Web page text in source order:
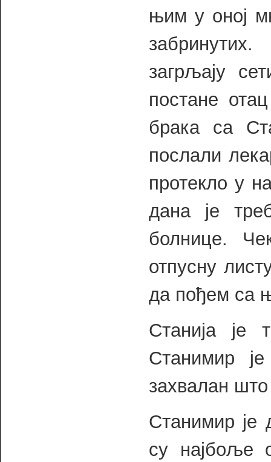
њим у оној
загрљају
постане
брака са
послали
протекло у
дана је
болнице.
отпусну
да пођем са
Станија је
Станимир
захвалан
Станимир је
су најбоље